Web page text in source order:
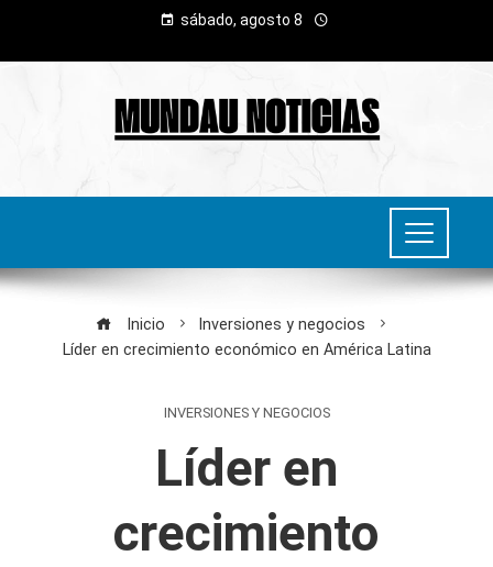
sábado, agosto 8
Inicio
Inversiones y negocios
Líder en crecimiento económico en América Latina
INVERSIONES Y NEGOCIOS
Líder en
crecimiento